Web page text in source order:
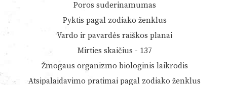
Poros suderinamumas
Pyktis pagal zodiako ženklus
Vardo ir pavardės raiškos planai
Mirties skaičius - 137
Žmogaus organizmo biologinis laikrodis
Atsipalaidavimo pratimai pagal zodiako ženklus